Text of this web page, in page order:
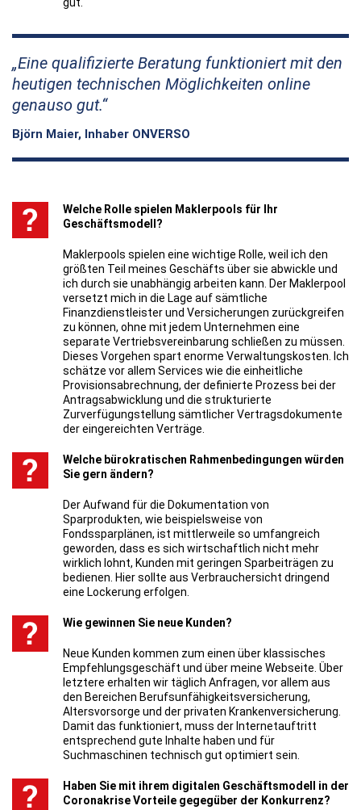
Eine qualifizierte Beratung funktioniert mit den
heutigen technischen Möglichkeiten online
genauso gut.
Björn Maier, Inhaber ONVERSO
Welche Rolle spielen Maklerpools für Ihr
Geschäftsmodell?
Maklerpools spielen eine wichtige Rolle, weil ich den
größten Teil meines Geschäfts über sie abwickle und
ich durch sie unabhängig arbeiten kann. Der Maklerpool
versetzt mich in die Lage auf sämtliche
Finanzdienstleister und Versicherungen zurückgreifen
zu können, ohne mit jedem Unternehmen eine
separate Vertriebsvereinbarung schließen zu müssen.
Dieses Vorgehen spart enorme Verwaltungskosten. Ich
schätze vor allem Services wie die einheitliche
Provisionsabrechnung, der definierte Prozess bei der
Antragsabwicklung und die strukturierte
Zurverfügungstellung sämtlicher Vertragsdokumente
der eingereichten Verträge.
Welche bürokratischen Rahmenbedingungen würden
Sie gern ändern?
Der Aufwand für die Dokumentation von
Sparprodukten, wie beispielsweise von
Fondssparplänen, ist mittlerweile so umfangreich
geworden, dass es sich wirtschaftlich nicht mehr
wirklich lohnt, Kunden mit geringen Sparbeiträgen zu
bedienen. Hier sollte aus Verbrauchersicht dringend
eine Lockerung erfolgen.
Wie gewinnen Sie neue Kunden?
Neue Kunden kommen zum einen über klassisches
Empfehlungsgeschäft und über meine Webseite. Über
letztere erhalten wir täglich Anfragen, vor allem aus
den Bereichen Berufsunfähigkeitsversicherung,
Altersvorsorge und der privaten Krankenversicherung.
Damit das funktioniert, muss der Internetauftritt
entsprechend gute Inhalte haben und für
Suchmaschinen technisch gut optimiert sein.
Haben Sie mit ihrem digitalen Geschäftsmodell in der
Coronakrise Vorteile gegegüber der Konkurrenz?